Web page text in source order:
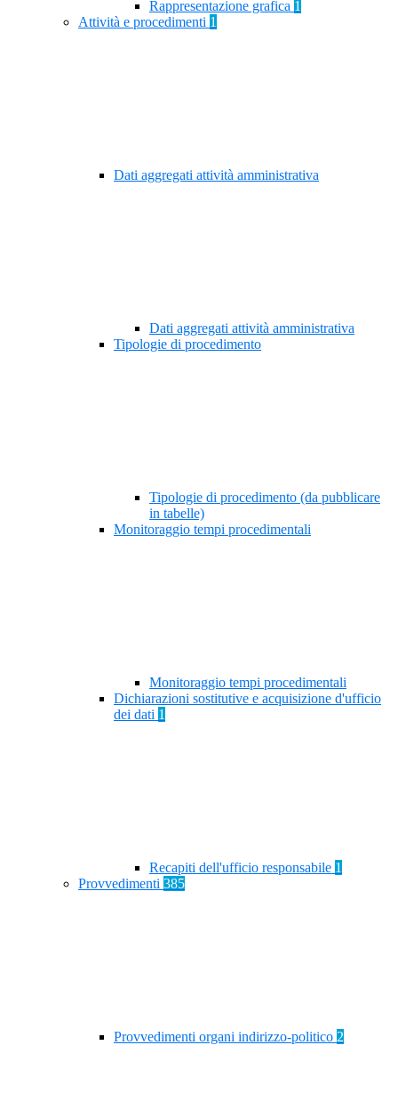
Rappresentazione grafica 1
Attività e procedimenti 1
Dati aggregati attività amministrativa
Dati aggregati attività amministrativa
Tipologie di procedimento
Tipologie di procedimento (da pubblicare
in tabelle)
Monitoraggio tempi procedimentali
Monitoraggio tempi procedimentali
Dichiarazioni sostitutive e acquisizione d'ufficio
dei dati 1
Recapiti dell'ufficio responsabile 1
Provvedimenti 385
Provvedimenti organi indirizzo-politico 2